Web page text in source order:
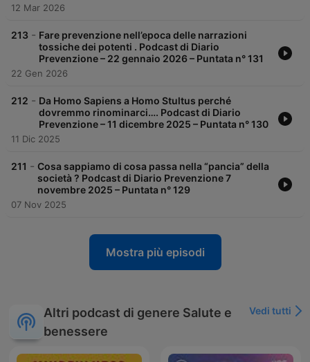
12 Mar 2026
213 - Fare prevenzione nell’epoca delle narrazioni
tossiche dei potenti . Podcast di Diario
Prevenzione – 22 gennaio 2026 – Puntata n° 131
22 Gen 2026
212 - Da Homo Sapiens a Homo Stultus perché
dovremmo rinominarci…. Podcast di Diario
Prevenzione – 11 dicembre 2025 – Puntata n° 130
11 Dic 2025
211 - Cosa sappiamo di cosa passa nella “pancia” della
società ? Podcast di Diario Prevenzione 7
novembre 2025 – Puntata n° 129
07 Nov 2025
Mostra più episodi
Altri podcast di genere Salute e
benessere
Vedi tutti